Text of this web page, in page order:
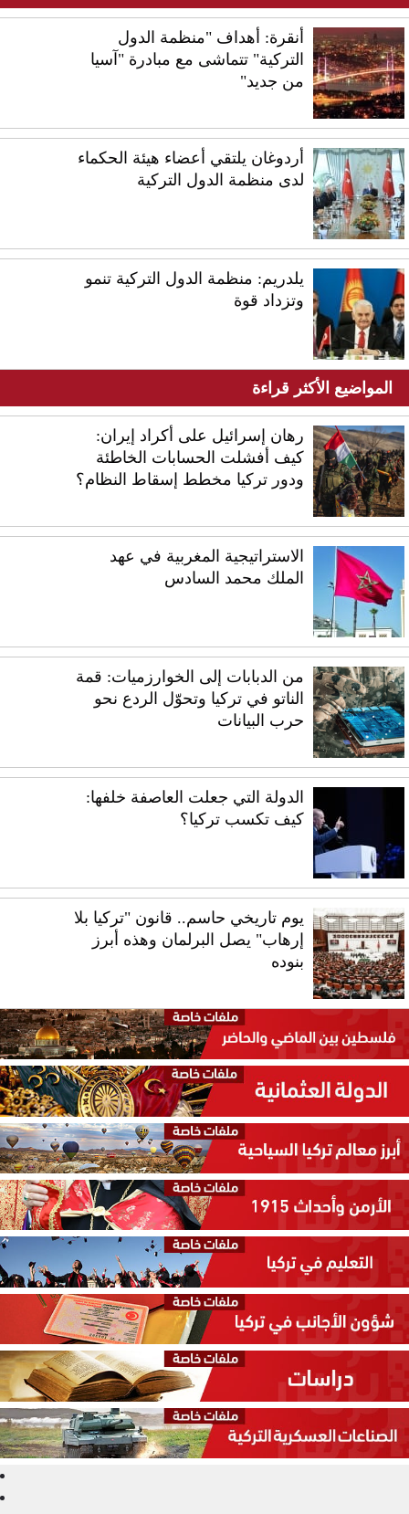
أنقرة: أهداف "منظمة الدول
التركية" تتماشى مع مبادرة "آسيا
من جديد"
أردوغان يلتقي أعضاء هيئة الحكماء
لدى منظمة الدول التركية
يلدريم: منظمة الدول التركية تنمو
وتزداد قوة
المواضيع الأكثر قراءة
رهان إسرائيل على أكراد إيران:
كيف أفشلت الحسابات الخاطئة
ودور تركيا مخطط إسقاط النظام؟
الاستراتيجية المغربية في عهد
الملك محمد السادس
من الدبابات إلى الخوارزميات: قمة
الناتو في تركيا وتحوّل الردع نحو
حرب البيانات
الدولة التي جعلت العاصفة خلفها:
كيف تكسب تركيا؟
يوم تاريخي حاسم.. قانون "تركيا بلا
إرهاب" يصل البرلمان وهذه أبرز
بنوده